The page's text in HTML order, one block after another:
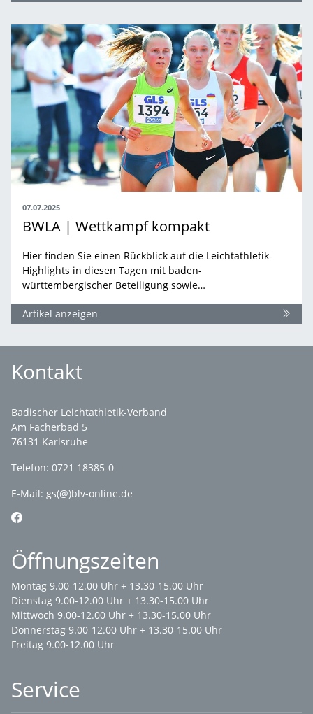
07.07.2025
BWLA | Wettkampf kompakt
Hier finden Sie einen Rückblick auf die Leichtathletik-
Highlights in diesen Tagen mit baden-
württembergischer Beteiligung sowie…
Artikel anzeigen
Kontakt
Badischer Leichtathletik-Verband
Am Fächerbad 5
76131 Karlsruhe
Telefon: 0721 18385-0
E-Mail: gs(@)blv-online.de
Öffnungszeiten
Montag 9.00-12.00 Uhr + 13.30-15.00 Uhr
Dienstag 9.00-12.00 Uhr + 13.30-15.00 Uhr
Mittwoch 9.00-12.00 Uhr + 13.30-15.00 Uhr
Donnerstag 9.00-12.00 Uhr + 13.30-15.00 Uhr
Freitag 9.00-12.00 Uhr
Service